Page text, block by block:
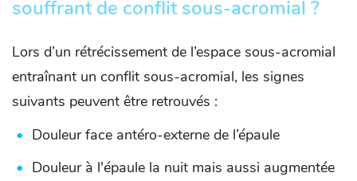
souffrant de conflit sous-acromial ?
Lors d’un rétrécissement de l’espace sous-acromial
entraînant un conflit sous-acromial, les signes
suivants peuvent être retrouvés :
Douleur face antéro-externe de l’épaule
Douleur à l'épaule la nuit mais aussi augmentée